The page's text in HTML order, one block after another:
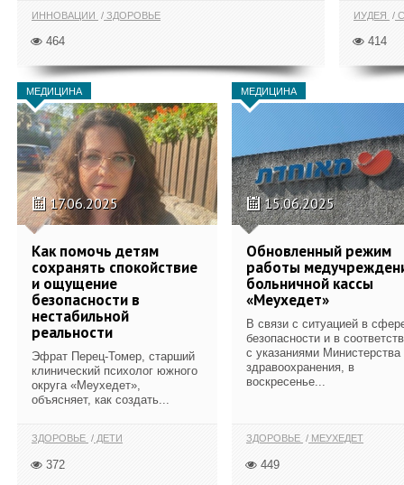
ИННОВАЦИИ ЗДОРОВЬЕ
464
ИУДЕЯ
414
МЕДИЦИНА
17.06.2025
Как помочь детям
сохранять спокойствие
и ощущение
безопасности в
нестабильной
реальности
Эфрат Перец-Томер, старший
клинический психолог южного
округа «Меухедет»,
объясняет, как создать...
ЗДОРОВЬЕ ДЕТИ
372
МЕДИЦИНА
15.06.2025
Обновленный режим
работы
больничной кассы
«Меухедет»
В связи с ситуацией в
безопасности и в
с указаниями Министерства
здравоохранения, в
воскресенье...
ЗДОРОВЬЕ МЕУХЕДЕТ
449